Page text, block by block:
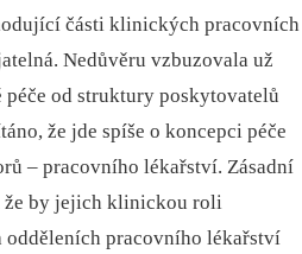
části klinických pracovních
Nedůvěru vzbuzovala už
od struktury poskytovatelů
že jde spíše o koncepci péče
–⁠ pracovního lékařství. Zásadní
že by jejich klinickou roli
pracovního lékařství